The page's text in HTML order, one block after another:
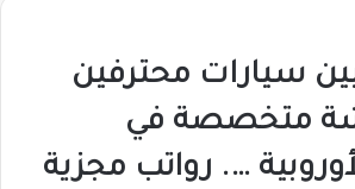
سيارات محترفين
متخصصة في
…. رواتب مجزية